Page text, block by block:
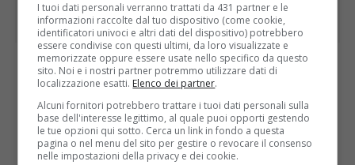
I PIÙ LETTI ULTIME
I tuoi dati personali verranno trattati da 431 partner e le
informazioni raccolte dal tuo dispositivo (come cookie,
identificatori univoci e altri dati del dispositivo) potrebbero
essere condivise con questi ultimi, da loro visualizzate e
memorizzate oppure essere usate nello specifico da questo
sito. Noi e i nostri partner potremmo utilizzare dati di
localizzazione esatti. Elenco dei partner.
Alcuni fornitori potrebbero trattare i tuoi dati personali sulla
base dell'interesse legittimo, al quale puoi opporti gestendo
le tue opzioni qui sotto. Cerca un link in fondo a questa
pagina o nel menu del sito per gestire o revocare il consenso
nelle impostazioni della privacy e dei cookie.